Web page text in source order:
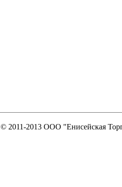
© 2011-2013 ООО "Енисейская